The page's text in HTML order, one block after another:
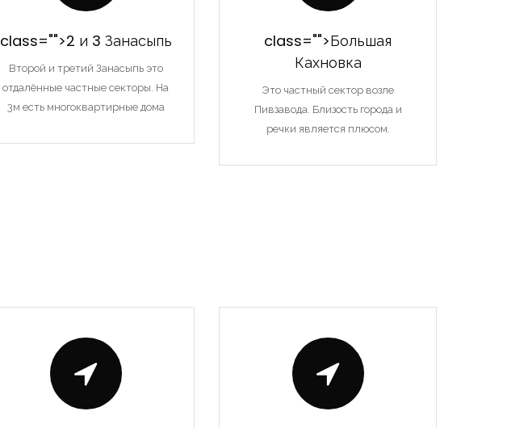
class="">2 и 3 Занасыпь
Второй и третий Занасыпь это
отдалённые частные секторы. На
3м есть многоквартирные дома
class="">Большая
Кахновка
Это частный сектор возле
Пивзавода. Близость города и
речки является плюсом.